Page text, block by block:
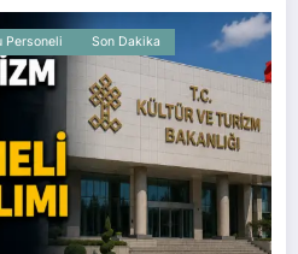
Personeli Son Dakika